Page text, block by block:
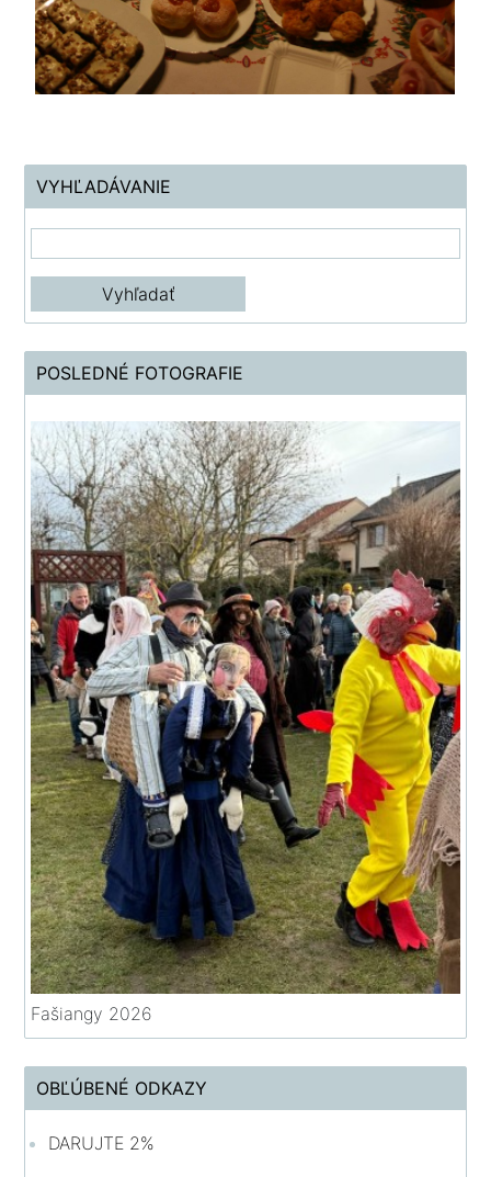
VYHĽADÁVANIE
POSLEDNÉ FOTOGRAFIE
Fašiangy 2026
OBĽÚBENÉ ODKAZY
DARUJTE 2%